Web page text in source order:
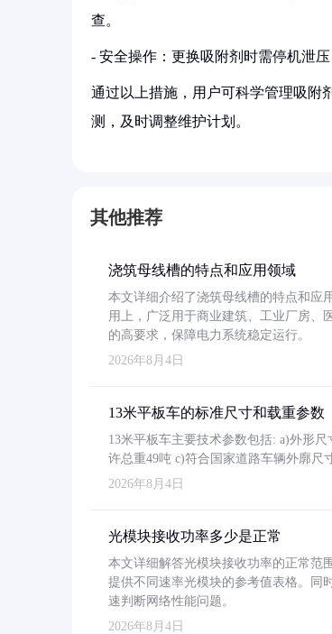
查。
- 安全操作：更换吸附剂时需停机泄
通过以上措施，用户可科学管理吸附
测，及时调整维护计划。
其他推荐
浇筑母线槽的特点和应用领域
本文详细介绍了浇筑母线槽的特点和应
用上，广泛用于商业建筑、工业厂房、
的高要求，保障电力系统稳定运行。
2026年8月4日
13米平板车的标准尺寸和载重参数
13米平板车主要技术参数包括: a)外形
许总重49吨 c)符合国家道路车辆外廓尺
2026年8月4日
光模块接收功率多少是正常
本文详细解答光模块接收功率的正常范
提供不同速率光模块的参考值表格。同
速判断网络性能问题。
2026年8月4日